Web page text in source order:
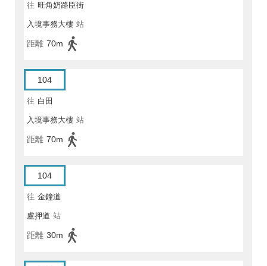
往 旺角奶路臣街
入境事務大樓 站
距離 70m
104
往 白田
入境事務大樓 站
距離 70m
104
往 金鐘道
盧押道 站
距離 30m